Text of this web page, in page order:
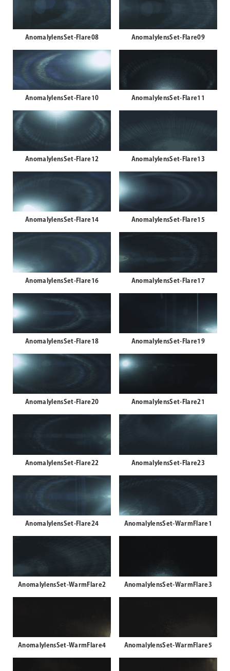
AnomalylensSet-Flare08 AnomalylensSet-Flare09
AnomalylensSet-Flare10 AnomalylensSet-Flare11
AnomalylensSet-Flare12 AnomalylensSet-Flare13
AnomalylensSet-Flare14 AnomalylensSet-Flare15
AnomalylensSet-Flare16 AnomalylensSet-Flare17
AnomalylensSet-Flare18 AnomalylensSet-Flare19
AnomalylensSet-Flare20 AnomalylensSet-Flare21
AnomalylensSet-Flare22 AnomalylensSet-Flare23
AnomalylensSet-Flare24 AnomalylensSet-WarmFlare1
AnomalylensSet-WarmFlare2 AnomalylensSet-WarmFlare3
AnomalylensSet-WarmFlare4 AnomalylensSet-WarmFlare5